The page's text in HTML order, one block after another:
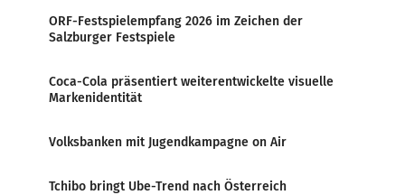
ORF-Festspielempfang 2026 im Zeichen der
Salzburger Festspiele
Coca-Cola präsentiert weiterentwickelte visuelle
Markenidentität
Volksbanken mit Jugendkampagne on Air
Tchibo bringt Ube-Trend nach Österreich